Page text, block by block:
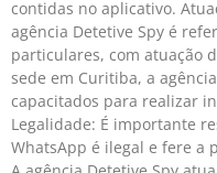
contidas no aplicativo.
agência Detetive Spy é
particulares, com atuação
sede em Curitiba, a
capacitados para realizar
Legalidade: É importante
WhatsApp é ilegal e fere a